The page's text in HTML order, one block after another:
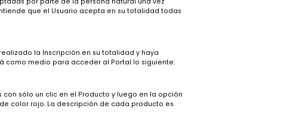
y Condiciones aquí establecidos, como por la Política de
y aceptadas por parte de la persona natural una vez
se entiende que el Usuario acepta en su totalidad todas
vez haya realizado la Inscripción en su totalidad y haya
se ofrecerá como medio para acceder al Portal lo siguiente: